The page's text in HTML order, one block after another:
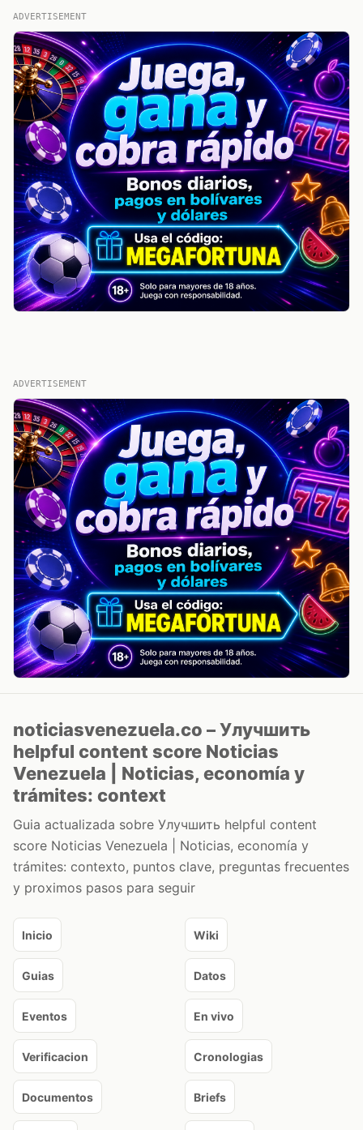
ADVERTISEMENT
ADVERTISEMENT
noticiasvenezuela.co – Улучшить
helpful content score Noticias
Venezuela | Noticias, economía y
trámites: context
Guia actualizada sobre Улучшить helpful content
score Noticias Venezuela | Noticias, economía y
trámites: contexto, puntos clave, preguntas frecuentes
y proximos pasos para seguir
Inicio Wiki
Guias Datos
Eventos En vivo
Verificacion Cronologias
Documentos Briefs